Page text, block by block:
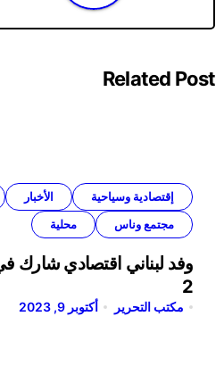
Related Post
إقتصادية وسياحية الأخبار
مجتمع وناس
محلية
2
مكتب التحرير أكتوبر 9, 2023